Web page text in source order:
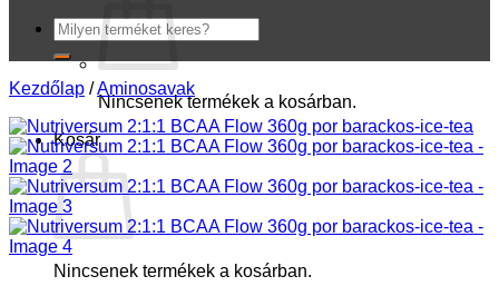
Nincsenek termékek a kosárban.
Kosár
Nincsenek termékek a kosárban.
Keresés
a
következőre:
Kezdőlap /Aminosavak